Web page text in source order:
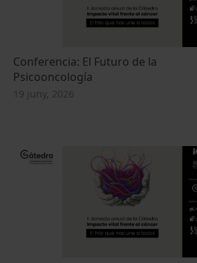
Conferencia: El Futuro de la
Psicooncología
19 juny, 2026